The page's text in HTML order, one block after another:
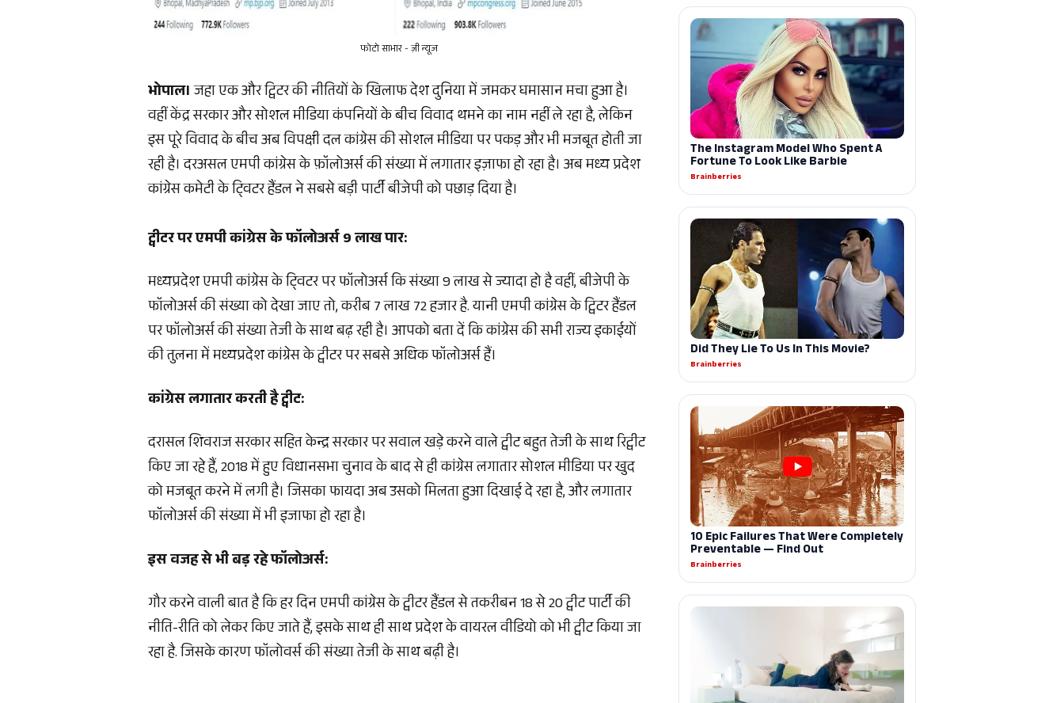
फोटो साभार - ज़ी न्यूज
भोपाल।जहा एक और ट्विटर की नीतियों के खिलाफ देश दुनिया में जमकर घमासान मचा हुआ है।
वहीं केंद्र सरकार और सोशल मीडिया कंपनियों के बीच विवाद थमने का नाम नहीं ले रहा है, लेकिन
इस पूरे विवाद के बीच अब विपक्षी दल कांग्रेस की सोशल मीडिया पर पकड़ और भी मजबूत होती जा
रही है। दरअसल एमपी कांग्रेस के फ़ॉलोअर्स की संख्या में लगातार इज़ाफा हो रहा है। अब मध्य प्रदेश
कांग्रेस कमेटी के टि्वटर हैंडल ने सबसे बड़ी पार्टी बीजेपी को पछाड़ दिया है।
ट्वीटर पर एमपी कांग्रेस के फॉलोअर्स 9 लाख पार:
मध्यप्रदेश एमपी कांग्रेस के टि्वटर पर फॉलोअर्स कि संख्या 9 लाख से ज्यादा हो है वहीं, बीजेपी के
फॉलोअर्स की संख्या को देखा जाए तो, करीब 7 लाख 72 हजार है. यानी एमपी कांग्रेस के ट्विटर हैंडल
पर फॉलोअर्स की संख्या तेजी के साथ बढ़ रही है। आपकोबता दें कि कांग्रेस की सभी राज्य इकाईयों
की तुलना में मध्यप्रदेश कांग्रेस के ट्वीटर पर सबसे अधिक फॉलोअर्स हैं।
कांग्रेस लगातार करती है ट्वीट:
दरासल शिवराज सरकार सहित केन्द्र सरकार पर सवाल खड़े करने वाले ट्वीट बहुत तेजी के साथ रिट्वीट
किए जा रहे हैं, 2018 में हुए विधानसभा चुनाव के बाद से ही कांग्रेस लगातार सोशल मीडिया पर खुद
को मजबूत करने में लगी है। जिसका फायदा अब उसको मिलता हुआ दिखाई दे रहा है, और लगातार
फॉलोअर्स की संख्या में भी इजाफा हो रहा है।
इस वजह से भी बड़ रहे फॉलोअर्स:
गौर करने वाली बात है कि हर दिन एमपी कांग्रेस के ट्वीटर हैंडल से तकरीबन 18 से 20 ट्वीट पार्टी की
नीति-रीति को लेकर किए जाते हैं, इसके साथ ही साथ प्रदेश के वायरल वीडियो को भी ट्वीट किया जा
रहा है. जिसके कारण फॉलोवर्स की संख्या तेजी के साथ बढ़ी है।